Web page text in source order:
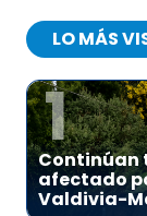
LO MÁS
1
Continúan
afectado
Valdivia-